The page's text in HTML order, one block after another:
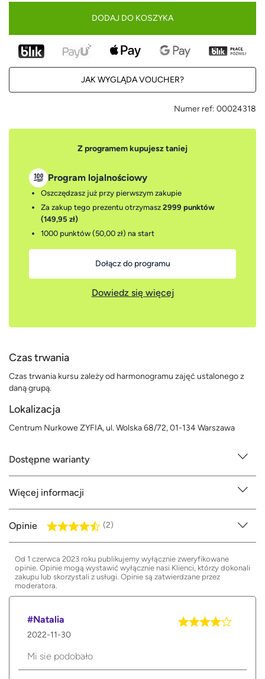
DODAJ DO KOSZYKA
JAK WYGLĄDA VOUCHER?
Numer ref: 00024318
Z programem kupujesz taniej
Program lojalnościowy
Oszczędzasz już przy pierwszym zakupie
Za zakup tego prezentu otrzymasz 2999 punktów
(149,95 zł)
1000 punktów (50,00 zł) na start
Dołącz do programu
Dowiedz się więcej
Czas trwania
Czas trwania kursu zależy od harmonogramu zajęć ustalonego z
daną grupą.
Lokalizacja
Centrum Nurkowe ZYFIA, ul. Wolska 68/72, 01-134 Warszawa
Dostępne warianty
Więcej informacji
Opinie (2)
Od 1 czerwca 2023 roku publikujemy wyłącznie zweryfikowane
opinie. Opinie mogą wystawić wyłącznie nasi Klienci, którzy dokonali
zakupu lub skorzystali z usługi. Opinie są zatwierdzane przez
moderatora.
#Natalia
2022-11-30
Mi sie podobało